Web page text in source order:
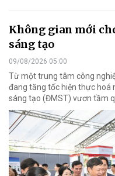
Không gian mới
sáng tạo
09/08/2026 05:00
Từ một trung tâm công
đang tăng tốc hiện thực
sáng tạo (ĐMST) vươn tầm